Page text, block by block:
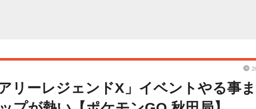
リーレジェンドX」イベントやる事